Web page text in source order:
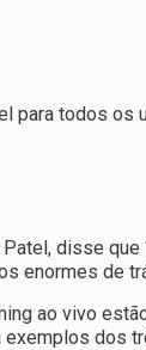
para todos os
disse
enormes de
ao vivo
dos